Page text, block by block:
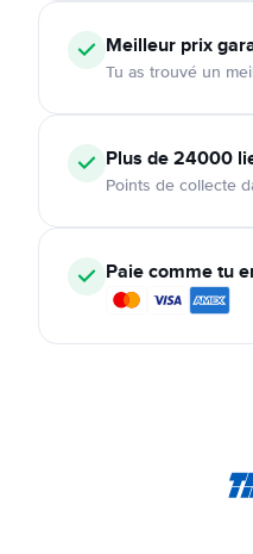
Meilleur prix
Tu as trouvé un
Plus de 24000
Points de collecte
Paie comme tu